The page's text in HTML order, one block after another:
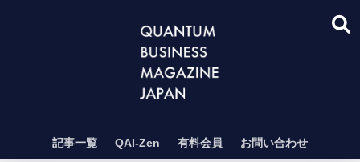
記事一覧 QAI-Zen 有料会員 お問い合わせ